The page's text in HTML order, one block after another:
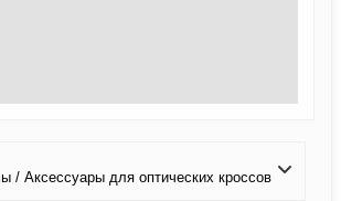
/ Аксессуары для оптических кроссов